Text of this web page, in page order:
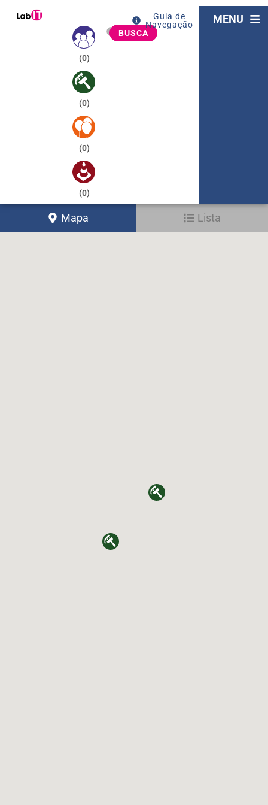
(0)
(0)
(0)
(0)
BUSCA
Guia de
Navegação
MENU
Mapa Lista